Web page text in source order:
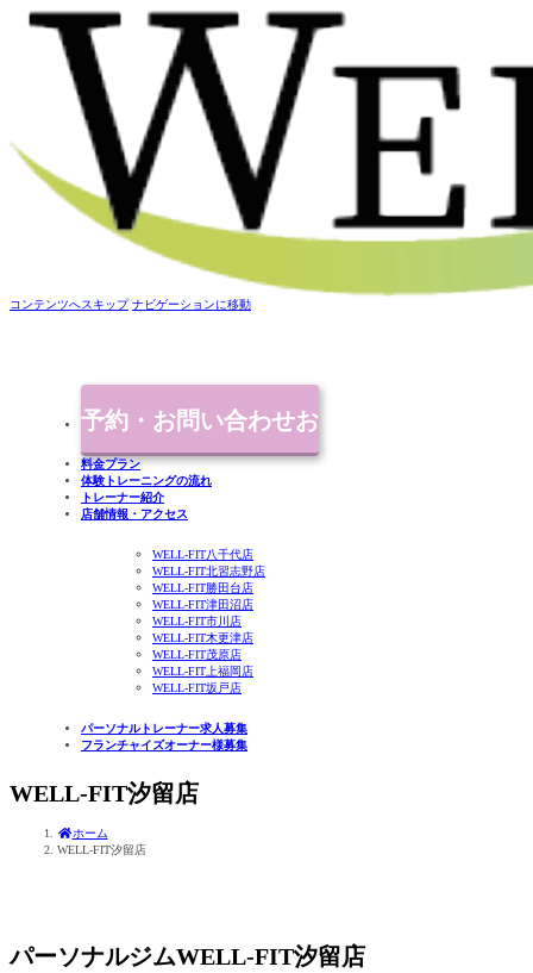
コンテンツへスキップ ナビゲーションに移動
予約・お問い合わせお
気軽にご連絡ください
料金プラン
体験トレーニングの流れ
トレーナー紹介
店舗情報・アクセス
WELL-FIT八千代店
WELL-FIT北習志野店
WELL-FIT勝田台店
WELL-FIT津田沼店
WELL-FIT市川店
WELL-FIT木更津店
WELL-FIT茂原店
WELL-FIT上福岡店
WELL-FIT坂戸店
パーソナルトレーナー求人募集
フランチャイズオーナー様募集
WELL-FIT汐留店
ホーム
WELL-FIT汐留店
パーソナルジムWELL-FIT汐留店